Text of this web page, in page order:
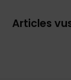
Articles